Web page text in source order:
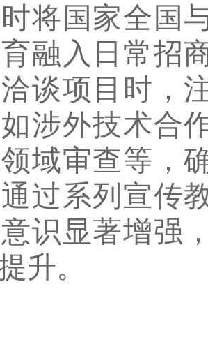
将国家全国
融入日常招
谈项目时，
涉外技术合
域审查等，
过系列宣传
识显著增强
升。